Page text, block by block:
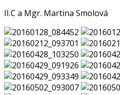
II.C a Mgr. Martina Smolová